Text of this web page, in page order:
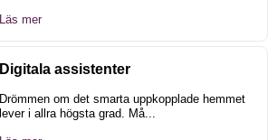
Läs mer
Digitala assistenter
Drömmen om det smarta uppkopplade hemmet
lever i allra högsta grad. Må...